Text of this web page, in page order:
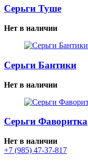
Серьги Туше
Нет в наличии
Серьги Бантики
Нет в наличии
Серьги Фаворитка
Нет в наличии
+7 (985) 47-37-817